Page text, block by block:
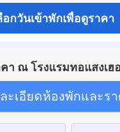
อกวันเข้าพักเพื่อดูราคา
า ณ โรงแรมทอแสงเฮ
ะเอียดห้องพักและร